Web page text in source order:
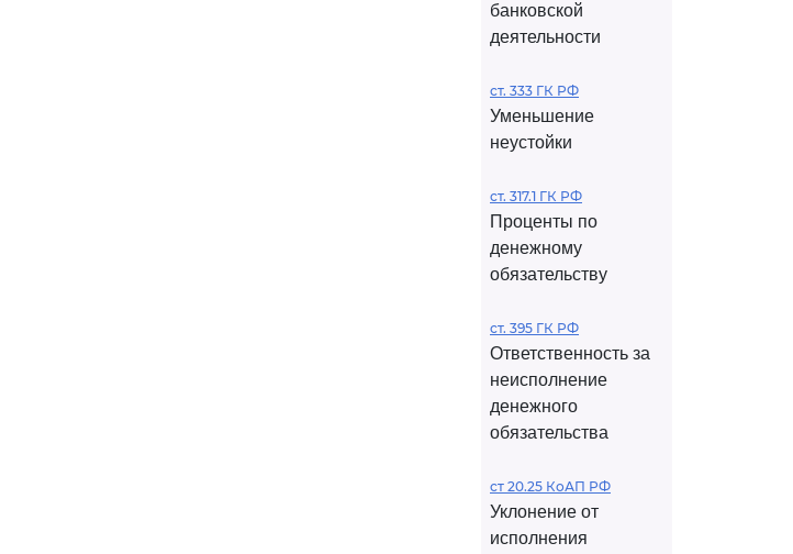
банковской
деятельности
ст. 333 ГК РФ
Уменьшение
неустойки
ст. 317.1 ГК РФ
Проценты по
денежному
обязательству
ст. 395 ГК РФ
Ответственность за
неисполнение
денежного
обязательства
ст 20.25 КоАП РФ
Уклонение от
исполнения